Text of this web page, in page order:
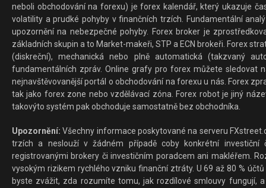
neboli obchodování na forexu) je forex kalendář, který ukazuje
volatility a prudké pohyby v finančních trzích. Fundamentální
upozornění na nebezpečné pohyby. Forex broker je
základních skupin a to Market-makeři, STP a ECN brokeři. Forex
(diskreční), mechanická nebo plně automatická (takzvaný
fundamentálních zpráv. Online grafy pro forex můžete sledovat
nejnavštěvovanější portál o obchodování na forexu u nás. Forex
tak jako forex zone nebo vzdělávací zóna. Forex robot je jiný
takovýto systém pak obchoduje samostatně bez obchodníka.
Upozornění: Všechny informace poskytované na serveru
trzích a neslouží v žádném případě coby konkrétní investiční
registrovanými brokery či investičním poradcem ani makléřem.
vysokým rizikem rychlého vzniku finanční ztráty. U 69 až 80 %
byste zvážit, zda rozumíte tomu, jak rozdílové smlouvy fungují,